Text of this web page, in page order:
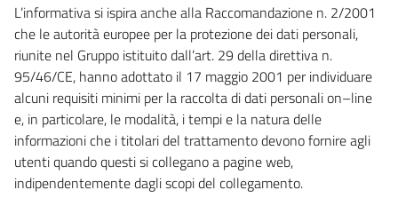
L’informativa si ispira anche alla Raccomandazione n. 2/2001
che le autorità europee per la protezione dei dati personali,
riunite nel Gruppo istituito dall’art. 29 della direttiva n.
95/46/CE, hanno adottato il 17 maggio 2001 per individuare
alcuni requisiti minimi per la raccolta di dati personali on–line
e, in particolare, le modalità, i tempi e la natura delle
informazioni che i titolari del trattamento devono fornire agli
utenti quando questi si collegano a pagine web,
indipendentemente dagli scopi del collegamento.